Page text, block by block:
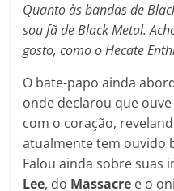
Quanto às bandas de
sou fã de Black Metal.
gosto, como o Hecate
O bate-papo ainda
onde declarou que
com o coração,
atualmente tem ouvido
Falou ainda sobre suas
Lee, do Massacre e o